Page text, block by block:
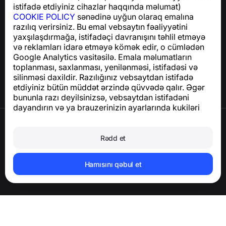
istifadə etdiyiniz cihazlar haqqında məlumat)
COOKIE POLICY sənədinə uyğun olaraq emalına
razılıq verirsiniz. Bu emal vebsaytın fəaliyyətini
yaxşılaşdırmağa, istifadəçi davranışını təhlil etməyə
və reklamları idarə etməyə kömək edir, o cümlədən
Google Analytics vasitəsilə. Emala məlumatların
toplanması, saxlanması, yenilənməsi, istifadəsi və
silinməsi daxildir. Razılığınız vebsaytdan istifadə
etdiyiniz bütün müddət ərzində qüvvədə qalır. Əgər
bununla razı deyilsinizsə, vebsaytdan istifadəni
dayandırın və ya brauzerinizin ayarlarında kukiləri
Rədd et
Hamısını qəbul et
Yardım Mərkəzi
Xəbərlər və Məqalələr
Layihə haqqında
Əlaqə
Hesabı və şəxsi məlumatları silin